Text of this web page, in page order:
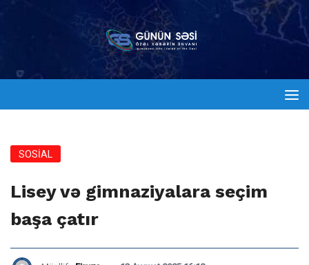
SOSİAL
Lisey və gimnaziyalara seçim
başa çatır